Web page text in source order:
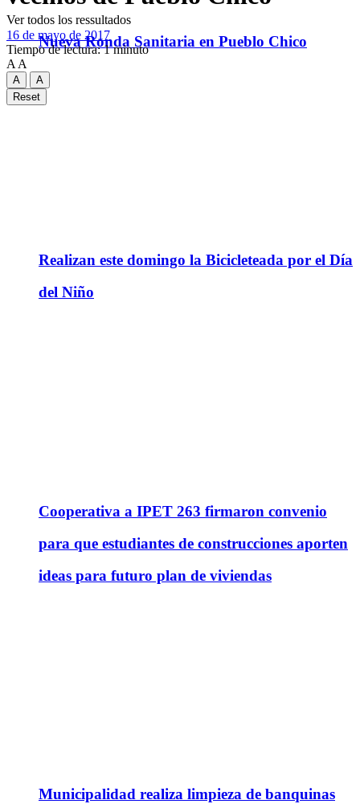
Nueva Ronda Sanitaria en Pueblo Chico
Realizan este domingo la Bicicleteada por el Día
del Niño
Cooperativa a IPET 263 firmaron convenio
para que estudiantes de construcciones aporten
ideas para futuro plan de viviendas
Municipalidad realiza limpieza de banquinas
Ver todos los ressultados
16 de mayo de 2017
Tiempo de lectura: 1 minuto
A A
A
A
Reset